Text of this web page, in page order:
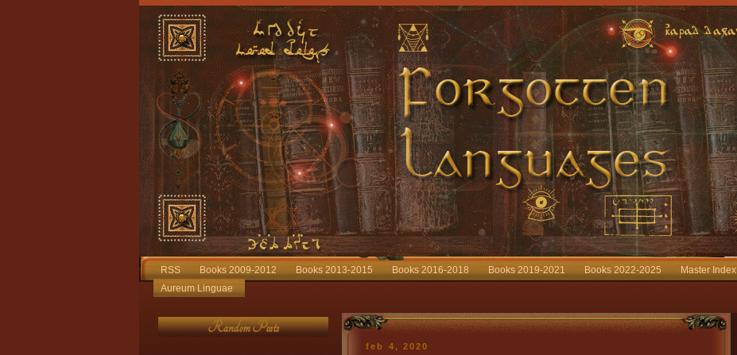
RSS Books 2009-2012 Books 2013-2015 Books 2016-2018 Books 2019-2021 Books 2022-2025 Master Index
Aureum Linguae
Random Posts
feb 4, 2020